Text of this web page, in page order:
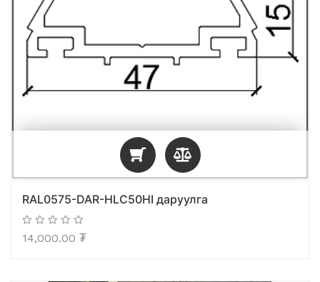
RAL0575-DAR-HLC50HI даруулга
14,000.00 ₮